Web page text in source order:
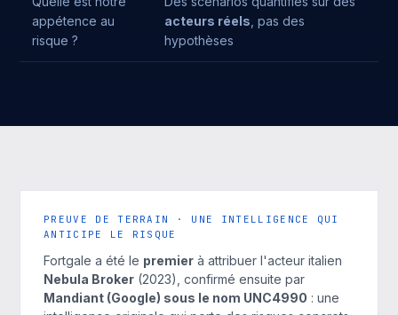
appétence au
risque ?
acteurs réels , pas des
hypothèses
PREUVE DE TERRAIN · UNE INTELLIGENCE QUI
ANTICIPE LE RISQUE
Fortgale a été le premier à attribuer l'acteur italien
Nebula Broker (2023), confirmé ensuite par
Mandiant (Google) sous le nom UNC4990 : une